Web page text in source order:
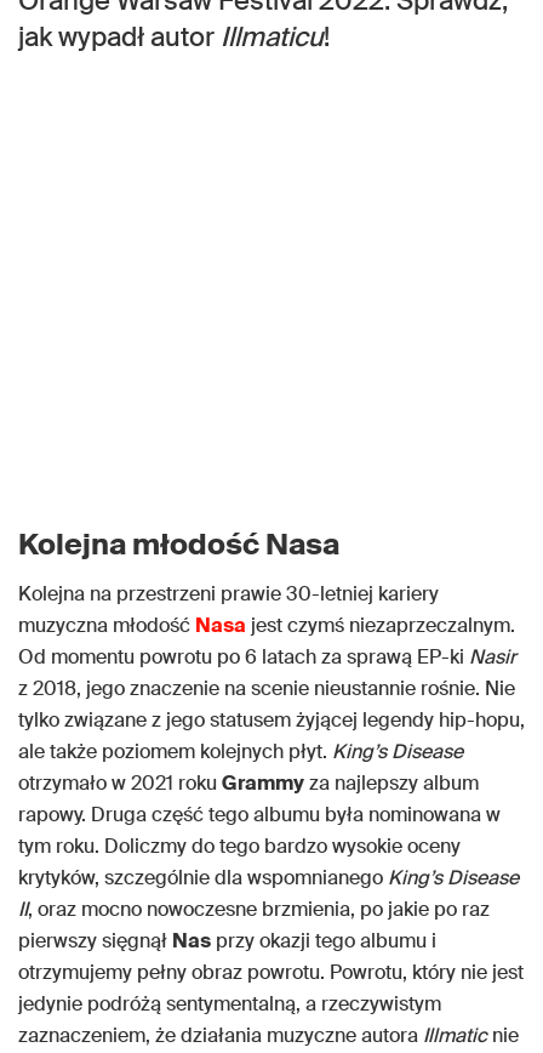
jak wypadł autor Illmaticu!
Kolejna młodość Nasa
Kolejna na przestrzeni prawie 30-letniej kariery
muzyczna młodość Nasa jest czymś niezaprzeczalnym.
Od momentu powrotu po 6 latach za sprawą EP-ki Nasir
z 2018, jego znaczenie na scenie nieustannie rośnie. Nie
tylko związane z jego statusem żyjącej legendy hip-hopu,
ale także poziomem kolejnych płyt. King’s Disease
otrzymało w 2021 roku Grammyza najlepszy album
rapowy. Druga część tego albumu była nominowana w
tym roku. Doliczmy do tego bardzo wysokie oceny
krytyków, szczególnie dla wspomnianego King’s Disease
II, oraz mocno nowoczesne brzmienia, po jakie po raz
pierwszy sięgnął Nas przy okazji tego albumu i
otrzymujemy pełny obraz powrotu. Powrotu, który nie jest
jedynie podróżą sentymentalną, a rzeczywistym
zaznaczeniem, że działania muzyczne autora Illmaticnie